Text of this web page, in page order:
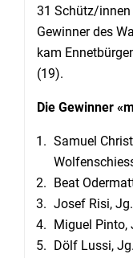
31 Schütz/
Gewinner des
kam
(19).
Die Gewinner
Samuel
Beat
Josef Risi,
Miguel Pinto,
Dölf Lussi,